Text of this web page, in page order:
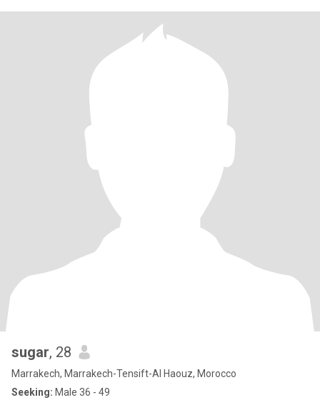
sugar, 28
Marrakech, Marrakech-Tensift-Al Haouz, Morocco
Seeking: Male 36 - 49